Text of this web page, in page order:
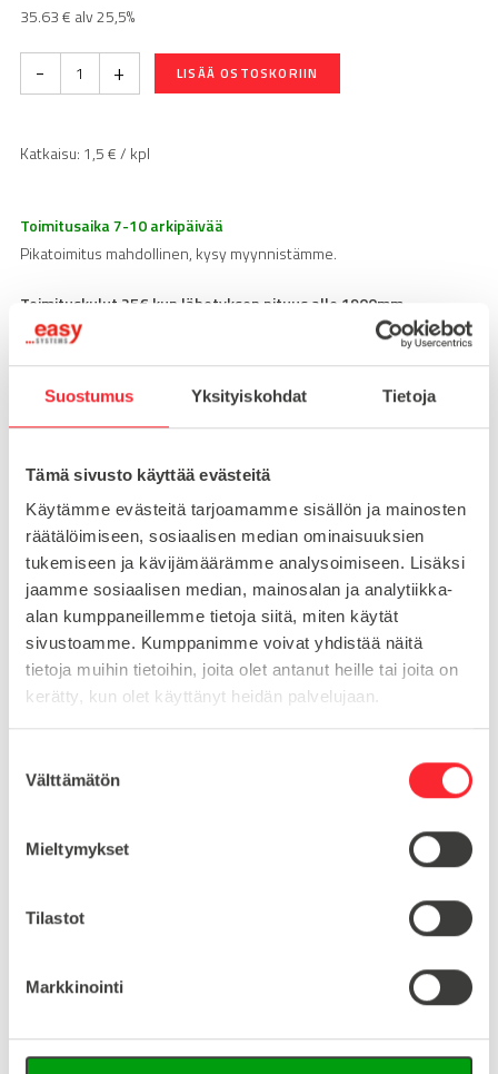
Suostumus Yksityiskohdat Tietoja
Tämä sivusto käyttää evästeitä
Käytämme evästeitä tarjoamamme sisällön ja mainosten
räätälöimiseen, sosiaalisen median ominaisuuksien
tukemiseen ja kävijämäärämme analysoimiseen. Lisäksi
jaamme sosiaalisen median, mainosalan ja analytiikka-
alan kumppaneillemme tietoja siitä, miten käytät
sivustoamme. Kumppanimme voivat yhdistää näitä
tietoja muihin tietoihin, joita olet antanut heille tai joita on
kerätty, kun olet käyttänyt heidän palvelujaan.
Välttämätön
Mieltymykset
Tilastot
Markkinointi
35.63 € alv 25,5%
- + LISÄÄ OSTOSKORIIN
Katkaisu: 1,5€ / kpl
Toimitusaika 7-10 arkipäivää
Pikatoimitus mahdollinen, kysy myynnistämme.
Toimituskulut 25€ kun lähetyksen pituus alle 1900mm.
Yli 1900mm toimitus 50€ ja yli 3000mm toimitus 150€
Tuotenumero201036
Osastot
Tag
40x40
URA
10
TYYPPI
BSB
LISÄKOODI
BSB4040 3N-13855
Lataa tuoteinfo (saksa/englanti)
Yhteensopivia tuotteita
Ruuvi- ja pikakiinnikkeet
Central connector slot 10 hammer 0° st zp